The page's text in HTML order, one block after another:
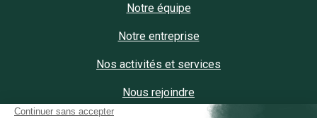
Notre équipe
Notre entreprise
Nos activités et services
Nous rejoindre